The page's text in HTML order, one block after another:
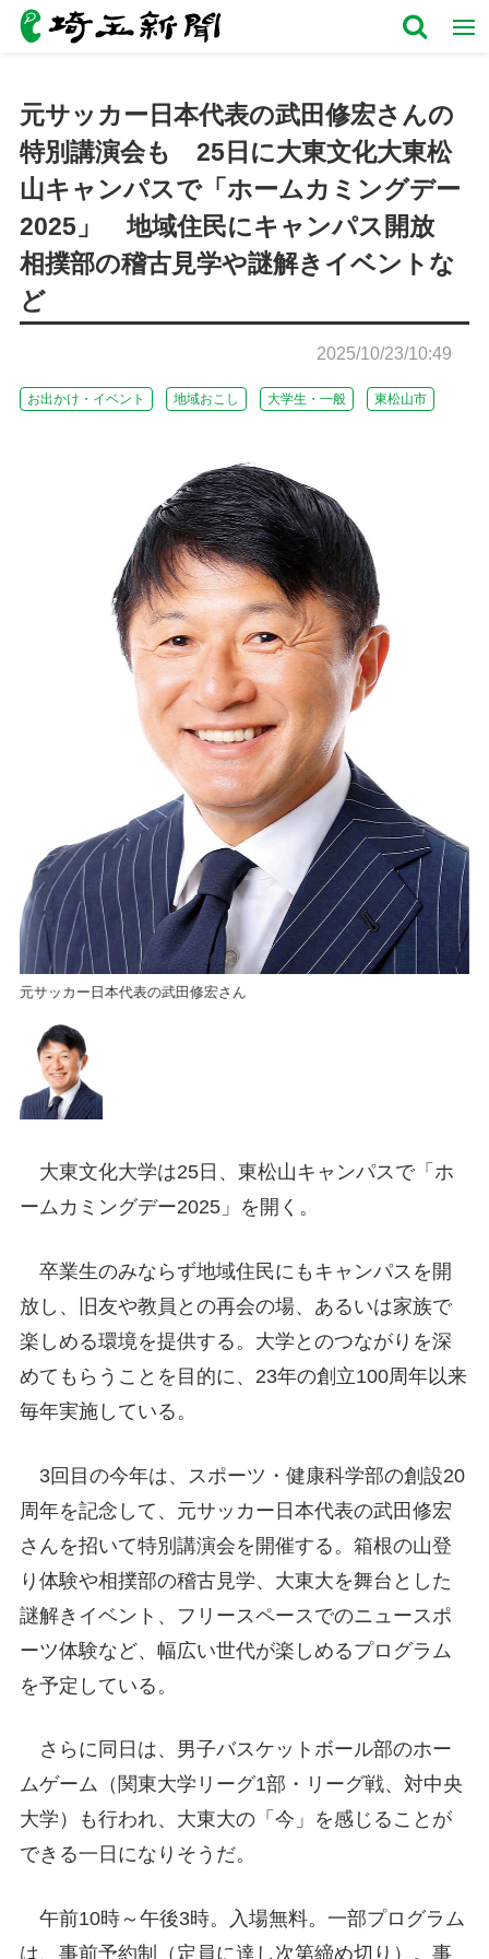
元サッカー日本代表の武田修宏さんの
特別講演会も 25日に大東文化大東松
山キャンパスで「ホームカミングデー
2025」 地域住民にキャンパス開放
相撲部の稽古見学や謎解きイベントな
ど
2025/10/23/10:49
お出かけ・イベント 地域おこし 大学生・一般 東松山市
元サッカー日本代表の武田修宏さん
大東文化大学は25日、東松山キャンパスで「ホ
ームカミングデー2025」を開く。
卒業生のみならず地域住民にもキャンパスを開
放し、旧友や教員との再会の場、あるいは家族で
楽しめる環境を提供する。大学とのつながりを深
めてもらうことを目的に、23年の創立100周年以来
毎年実施している。
3回目の今年は、スポーツ・健康科学部の創設20
周年を記念して、元サッカー日本代表の武田修宏
さんを招いて特別講演会を開催する。箱根の山登
り体験や相撲部の稽古見学、大東大を舞台とした
謎解きイベント、フリースペースでのニュースポ
ーツ体験など、幅広い世代が楽しめるプログラム
を予定している。
さらに同日は、男子バスケットボール部のホー
ムゲーム（関東大学リーグ1部・リーグ戦、対中央
大学）も行われ、大東大の「今」を感じることが
できる一日になりそうだ。
午前10時～午後3時。入場無料。一部プログラム
は、事前予約制（定員に達し次第締め切り）。事